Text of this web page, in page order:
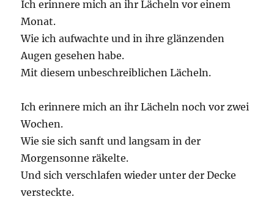
Ich erinnere mich an ihr Lächeln vor einem
Monat.
Wie ich aufwachte und in ihre glänzenden
Augen gesehen habe.
Mit diesem unbeschreiblichen Lächeln.
Ich erinnere mich an ihr Lächeln noch vor zwei
Wochen.
Wie sie sich sanft und langsam in der
Morgensonne räkelte.
Und sich verschlafen wieder unter der Decke
versteckte.